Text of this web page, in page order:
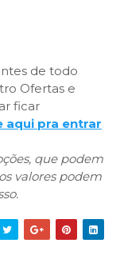
de todo
Ofertas e
ficar
aqui pra entrar
que podem
valores podem